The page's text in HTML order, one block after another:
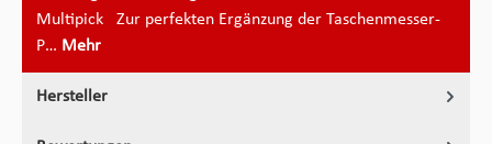
Multipick Zur perfekten Ergänzung der Taschenmesser-
P… Mehr
Hersteller